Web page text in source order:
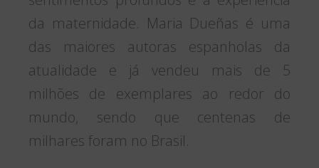
da maternidade. Maria Dueñas é uma
das maiores autoras espanholas da
atualidade e já vendeu mais de 5
milhões de exemplares ao redor do
mundo, sendo que centenas de
milhares foram no Brasil.